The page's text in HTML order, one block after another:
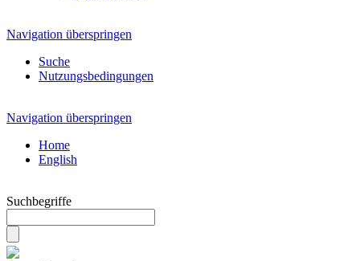
Navigation überspringen
Suche
Nutzungsbedingungen
Navigation überspringen
Home
English
Suchbegriffe